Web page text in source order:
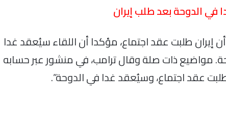
في الدوحة بعد طلب إيران
إيران طلبت عقد اجتماع، مؤكدا أن اللقاء سيُعقد غدا
مواضيع ذات صلة وقال ترامب، في منشور عبر حسابه
عقد اجتماع، وسيُعقد غدا في الدوحة”.